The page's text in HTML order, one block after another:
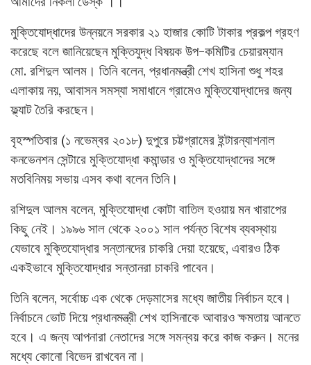
মুক্তিযোদ্ধাদের উন্নয়নে সরকার ২১ হাজার কোটি টাকার প্রকল্প গ্রহণ
করেছে বলে জানিয়েছেন মুক্তিযুদ্ধ বিষয়ক উপ-কমিটির চেয়ারম্যান
মো. রশিদুল আলম। তিনি বলেন, প্রধানমন্ত্রী শেখ হাসিনা শুধু শহর
এলাকায় নয়, আবাসন সমস্যা সমাধানে গ্রামেও মুক্তিযোদ্ধাদের জন্য
ফ্ল্যাট তৈরি করছেন।
বৃহস্পতিবার (১ নভেম্বর ২০১৮) দুপুরে চট্টগ্রামের ইন্টারন্যাশনাল
কনভেনশন সেন্টারে মুক্তিযোদ্ধা কমান্ডার ও মুক্তিযোদ্ধাদের সঙ্গে
মতবিনিময় সভায় এসব কথা বলেন তিনি।
রশিদুল আলম বলেন, মুক্তিযোদ্ধা কোটা বাতিল হওয়ায় মন খারাপের
কিছু নেই। ১৯৯৬ সাল থেকে ২০০১ সাল পর্যন্ত বিশেষ ব্যবস্থায়
যেভাবে মুক্তিযোদ্ধার সন্তানদের চাকরি দেয়া হয়েছে, এবারও ঠিক
একইভাবে মুক্তিযোদ্ধার সন্তানরা চাকরি পাবেন।
তিনি বলেন, সর্বোচ্চ এক থেকে দেড়মাসের মধ্যে জাতীয় নির্বাচন হবে।
নির্বাচনে ভোট দিয়ে প্রধানমন্ত্রী শেখ হাসিনাকে আবারও ক্ষমতায় আনতে
হবে। এ জন্য আপনারা নেতাদের সঙ্গে সমন্বয় করে কাজ করুন। মনের
মধ্যে কোনো বিভেদ রাখবেন না।